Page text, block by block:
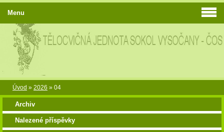
Úvod » 2026 » 04
Archiv
Nalezené příspěvky
Menu